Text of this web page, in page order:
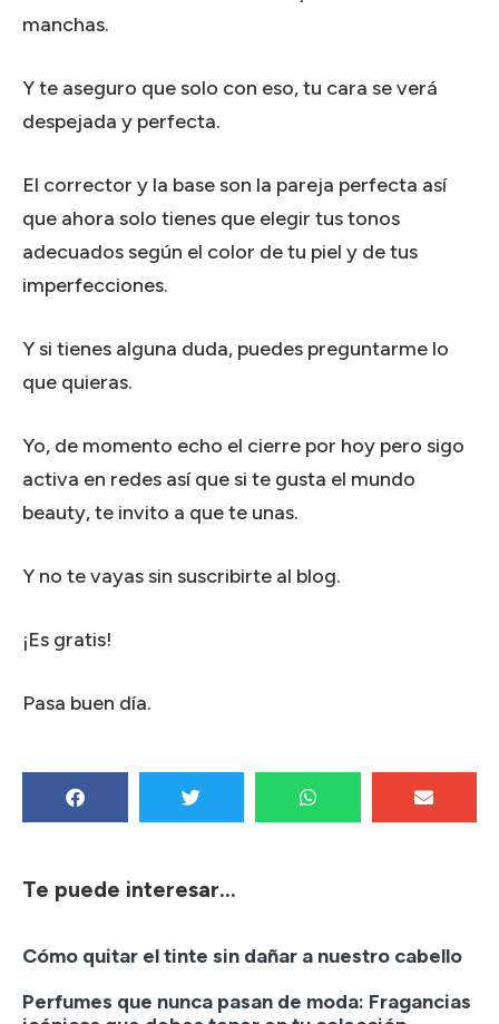
manchas.
Y te aseguro que solo con eso, tu cara se verá
despejada y perfecta.
El corrector y la base son la pareja perfecta así
que ahora solo tienes que elegir tus tonos
adecuados según el color de tu piel y de tus
imperfecciones.
Y si tienes alguna duda, puedes preguntarme lo
que quieras.
Yo, de momento echo el cierre por hoy pero sigo
activa en redes así que si te gusta el mundo
beauty, te invito a que te unas.
Y no te vayas sin suscribirte al blog.
¡Es gratis!
Pasa buen día.
Te puede interesar...
Cómo quitar el tinte sin dañar a nuestro cabello
Perfumes que nunca pasan de moda: Fragancias